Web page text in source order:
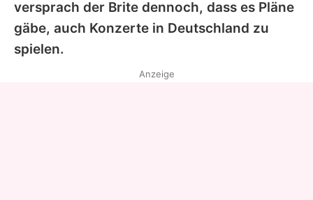
versprach der Brite dennoch, dass es Pläne
gäbe, auch Konzerte in Deutschland zu
spielen.
Anzeige